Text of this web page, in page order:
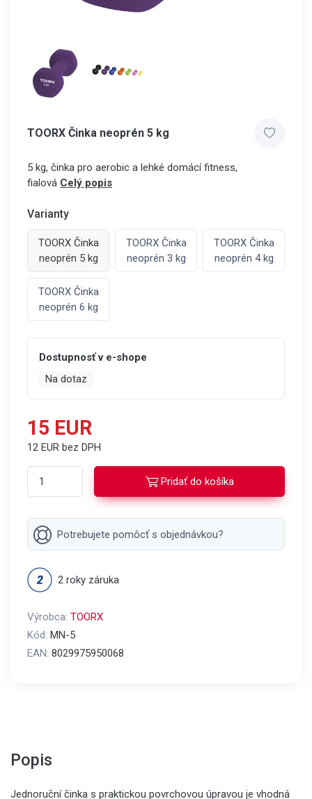
TOORX Činka neoprén 5 kg
5 kg, činka pro aerobic a lehké domácí fitness,
fialová Celý popis
Varianty
TOORX Činka
neoprén 5 kg
TOORX Činka
neoprén 3 kg
TOORX Činka
neoprén 4 kg
TOORX Činka
neoprén 6 kg
Dostupnosť v e-shope
Na dotaz
15 EUR
12 EUR bez DPH
Pridať do košíka
Potrebujete pomôcť s objednávkou?
2 roky záruka
Výrobca: TOORX
Kód: MN-5
EAN: 8029975950068
Popis
Jednoruční činka s praktickou povrchovou úpravou je vhodná